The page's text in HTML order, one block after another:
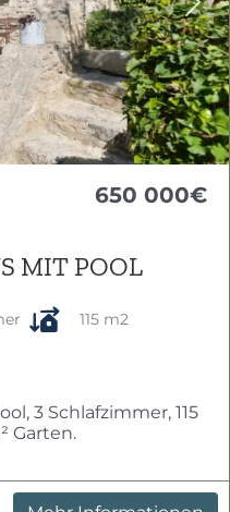
650 000€
MIT POOL
115 m2
3 Schlafzimmer, 115
Garten.